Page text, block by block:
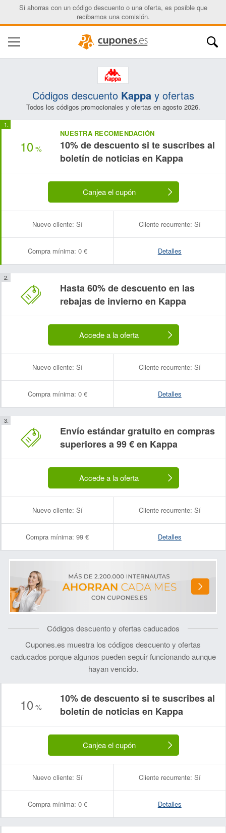
Si ahorras con un código descuento o una oferta, es posible que
recibamos una comisión.
Códigos descuento Kappay ofertas
Todos los códigos promocionales y ofertas en agosto 2026.
10 %
NUESTRA RECOMENDACIÓN
10% de descuento si te suscribes al
boletín de noticias en Kappa
Canjea el cupón
Nuevo cliente: Sí Cliente recurrente: Sí
Compra mínima: 0 € Detalles
Hasta 60% de descuento en las
rebajas de invierno en Kappa
Accede a la oferta
Nuevo cliente: Sí Cliente recurrente: Sí
Compra mínima: 0 € Detalles
Envío estándar gratuito en compras
superiores a 99 € en Kappa
Accede a la oferta
Nuevo cliente: Sí Cliente recurrente: Sí
Compra mínima: 99 € Detalles
Códigos descuento y ofertas caducados
Cupones.es muestra los códigos descuento y ofertas
caducados porque algunos pueden seguir funcionando aunque
hayan vencido.
10 %
10% de descuento si te suscribes al
boletín de noticias en Kappa
Canjea el cupón
Nuevo cliente: Sí Cliente recurrente: Sí
Compra mínima: 0 € Detalles